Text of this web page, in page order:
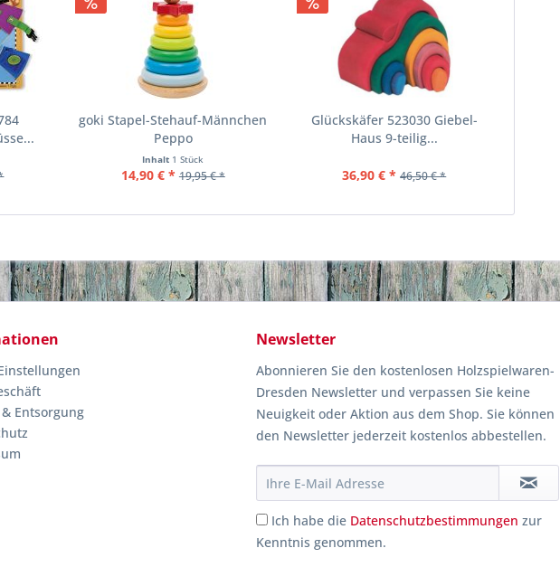
goki Stapel-Stehauf-Männchen
Peppo
Inhalt 1 Stück
14,90 € * 19,95 € *
Glückskäfer 523030 Giebel-
Haus 9-teilig...
36,90 € * 46,50 € *
Entsorgung
Newsletter
Abonnieren Sie den kostenlosen Holzspielwaren-
Dresden Newsletter und verpassen Sie keine
Neuigkeit oder Aktion aus dem Shop. Sie können
den Newsletter jederzeit kostenlos abbestellen.
Ich habe die Datenschutzbestimmungen zur
Kenntnis genommen.